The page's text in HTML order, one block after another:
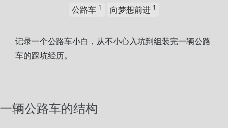
公路车 1 向梦想前进 1
记录一个公路车小白，从不小心入坑到组装完一辆公路
车的踩坑经历。
一辆公路车的结构